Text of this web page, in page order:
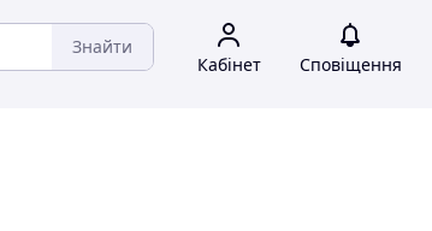
Знайти
Кабінет Сповіщення